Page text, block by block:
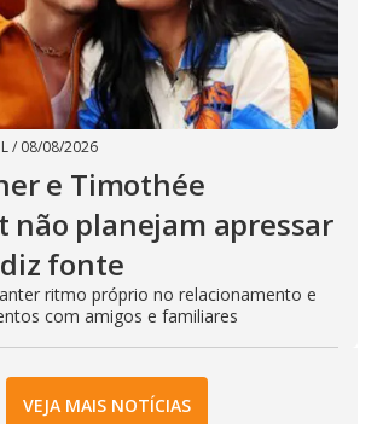
/ 08/08/2026
e Timothée
não planejam apressar
fonte
ritmo próprio no relacionamento e
com amigos e familiares
VEJA MAIS NOTÍCIAS